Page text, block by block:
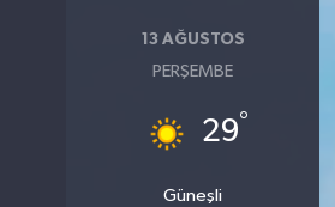
13 AĞUSTOS
PERŞEMBE
29°
Güneşli